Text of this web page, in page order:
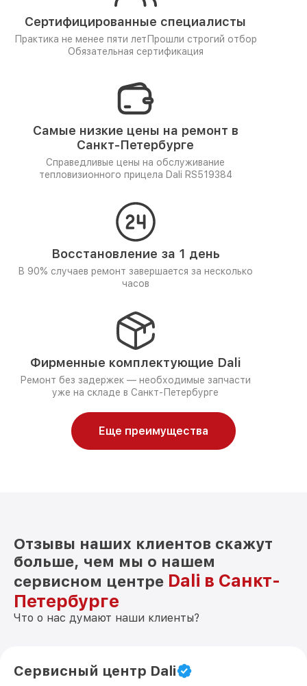
Сертифицированные специалисты
Практика не менее пяти лет Прошли строгий отбор
Обязательная сертификация
Самые низкие цены на ремонт в
Санкт-Петербурге
Справедливые цены на обслуживание
тепловизионного прицела Dali RS519384
Восстановление за 1 день
В 90% случаев ремонт завершается за несколько
часов
Фирменные комплектующие Dali
Ремонт без задержек — необходимые запчасти
уже на складе в Санкт-Петербурге
Еще преимущества
Отзывы наших клиентов скажут
больше, чем мы о нашем
сервисном центре Dali в Санкт-
Петербурге
Что о нас думают наши клиенты?
Сервисный центр Dali